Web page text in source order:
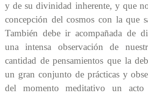
y de su divinidad inherente, y que
concepción del cosmos con la que
También debe ir acompañada de
una intensa observación de
cantidad de pensamientos que la
un gran conjunto de prácticas y
del momento meditativo un